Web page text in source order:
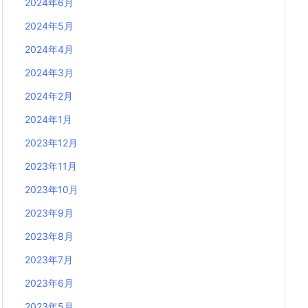
2024年6月
2024年5月
2024年4月
2024年3月
2024年2月
2024年1月
2023年12月
2023年11月
2023年10月
2023年9月
2023年8月
2023年7月
2023年6月